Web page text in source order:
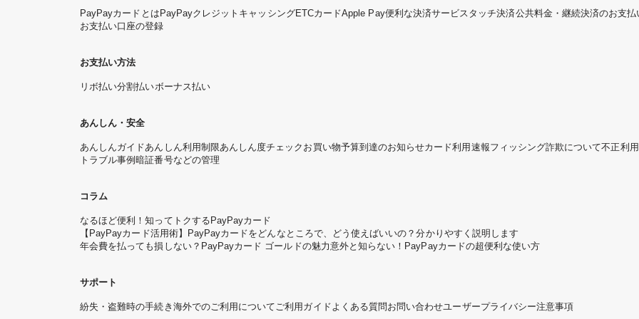
PayPayカードとは PayPayクレジット キャッシングETCカードApple Pay便利な決済サービスタッチ決済公共料金・継続決済のお支払
お支払い口座の登録
お支払い方法
リボ払い分割払いボーナス払い
あんしん・安全
あんしんガイドあんしん利用制限あんしん度チェック お買い物予算到達のお知らせカード利用速報フィッシング詐欺について不正利
トラブル事例暗証番号などの管理
コラム
なるほど便利！知ってトクするPayPayカード
【PayPayカード活用術】PayPayカードをどんなところで、どう使えばいいの？分かりやすく説明します
年会費を払っても損しない？PayPayカード ゴールドの魅力意外と知らない！PayPayカードの超便利な使い方
サポート
紛失・盗難時の手続き 海外でのご利用についてご利用ガイドよくある質問お問い合わせユーザープライバシー注意事項